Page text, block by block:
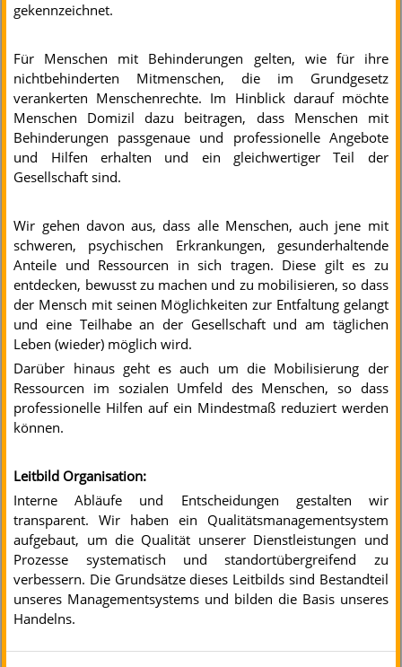
gekennzeichnet.
Für Menschen mit Behinderungen gelten, wie für ihre
nichtbehinderten Mitmenschen, die im Grundgesetz
verankerten Menschenrechte. Im Hinblick darauf möchte
Menschen Domizil dazu beitragen, dass Menschen mit
Behinderungen passgenaue und professionelle Angebote
und Hilfen erhalten und ein gleichwertiger Teil der
Gesellschaft sind.
Wir gehen davon aus, dass alle Menschen, auch jene mit
schweren, psychischen Erkrankungen, gesunderhaltende
Anteile und Ressourcen in sich tragen. Diese gilt es zu
entdecken, bewusst zu machen und zu mobilisieren, so dass
der Mensch mit seinen Möglichkeiten zur Entfaltung gelangt
und eine Teilhabe an der Gesellschaft und am täglichen
Leben (wieder) möglich wird.
Darüber hinaus geht es auch um die Mobilisierung der
Ressourcen im sozialen Umfeld des Menschen, so dass
professionelle Hilfen auf ein Mindestmaß reduziert werden
können.
Leitbild Organisation:
Interne Abläufe und Entscheidungen gestalten wir
transparent. Wir haben ein Qualitätsmanagementsystem
aufgebaut, um die Qualität unserer Dienstleistungen und
Prozesse systematisch und standortübergreifend zu
verbessern. Die Grundsätze dieses Leitbilds sind Bestandteil
unseres Managementsystems und bilden die Basis unseres
Handelns.